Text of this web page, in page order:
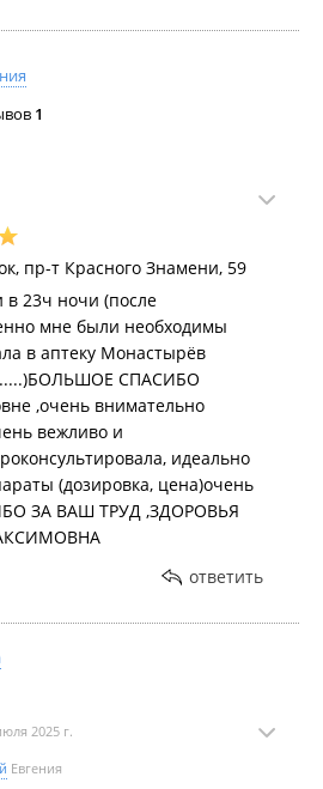
1
пр-т Красного Знамени, 59
в 23ч ночи (после
мне были необходимы
в аптеку Монастырёв
.....)БОЛЬШОЕ СПАСИБО
,очень внимательно
вежливо и
идеально
(дозировка, цена)очень
ЗА ВАШ ТРУД ,ЗДОРОВЬЯ
ответить
2025 г.
Евгения